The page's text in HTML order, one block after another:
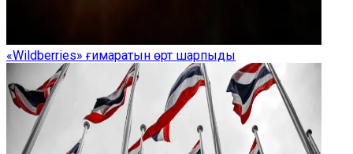
«Wildberries» ғимаратын өрт шарпыды